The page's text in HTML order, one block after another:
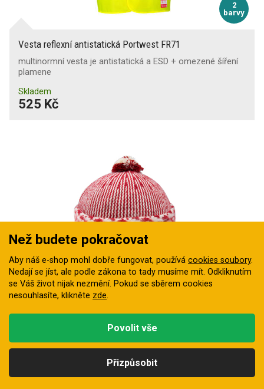
2
barvy
Vesta reflexní antistatická Portwest FR71
multinormní vesta je antistatická a ESD + omezené šíření
plamene
Skladem
525 Kč
DĚTSKÁ
pro obvod hlavy: 54 cm
Čepice dětská Zmijovka TRITON červená/smetanová
405 Kč
Než budete pokračovat
Aby náš e-shop mohl dobře fungovat, používá cookies soubory.
Nedají se jíst, ale podle zákona to tady musíme mít. Odkliknutím
se Váš život nijak nezmění. Pokud se sběrem cookies
nesouhlasíte, klikněte zde.
Přizpůsobit
Povolit vše